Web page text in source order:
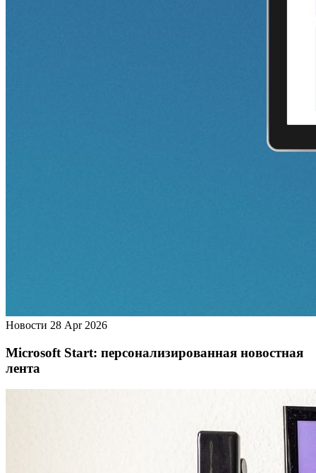
Новости 28 Apr 2026
Microsoft Start: персонализированная новостная
лента